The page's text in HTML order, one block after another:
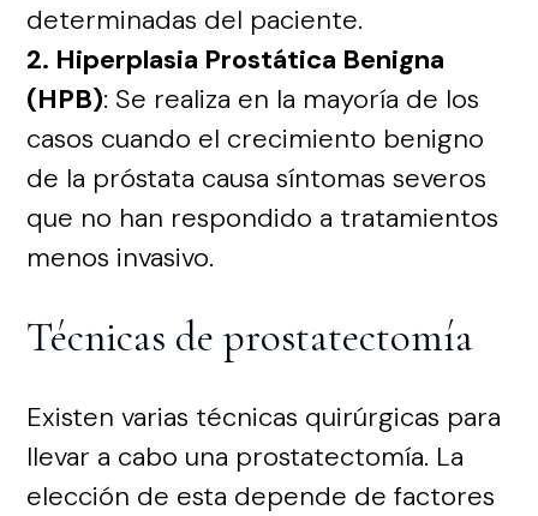
determinadas del paciente.
2. Hiperplasia Prostática Benigna
(HPB): Se realiza en la mayoría de los
casos cuando el crecimiento benigno
de la próstata causa síntomas severos
que no han respondido a tratamientos
menos invasivo.
Técnicas de prostatectomía
Existen varias técnicas quirúrgicas para
llevar a cabo una prostatectomía. La
elección de esta depende de factores